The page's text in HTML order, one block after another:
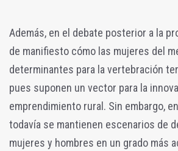
Además, en el debate posterior a la
de manifiesto cómo las mujeres del
determinantes para la vertebración
pues suponen un vector para la
emprendimiento rural. Sin embargo,
todavía se mantienen escenarios de
mujeres y hombres en un grado más